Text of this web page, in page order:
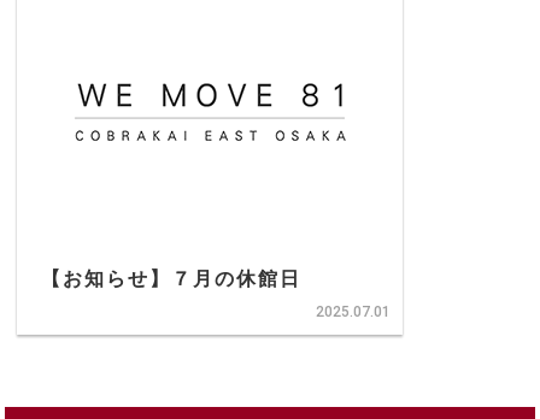
【お知らせ】７月の休館日
2025.07.01